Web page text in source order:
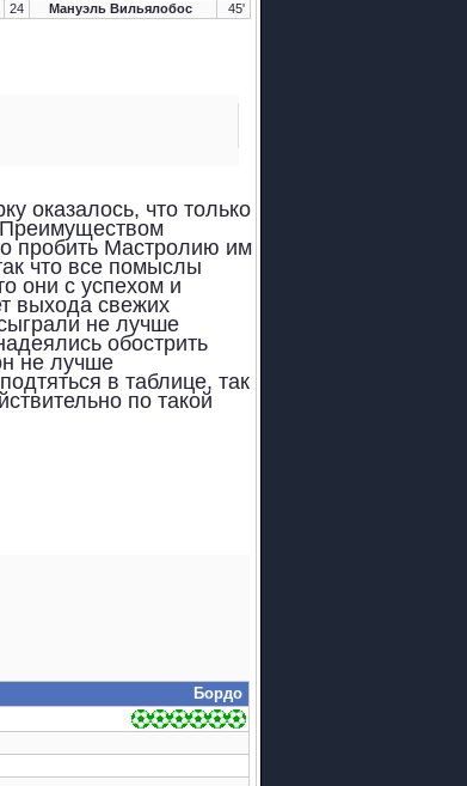
24 Мануэль Вильялобос 45'
оказалось, что только
Преимуществом
пробить Мастролию им
что все помыслы
они с успехом и
выхода свежих
не лучше
обострить
не лучше
в таблице, так
по такой
Бордо